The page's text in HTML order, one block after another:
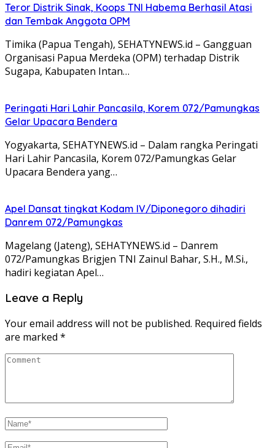
Teror Distrik Sinak, Koops TNI Habema Berhasil Atasi
dan Tembak Anggota OPM
Timika (Papua Tengah), SEHATYNEWS.id – Gangguan
Organisasi Papua Merdeka (OPM) terhadap Distrik
Sugapa, Kabupaten Intan…
Peringati Hari Lahir Pancasila, Korem 072/Pamungkas
Gelar Upacara Bendera
Yogyakarta, SEHATYNEWS.id – Dalam rangka Peringati
Hari Lahir Pancasila, Korem 072/Pamungkas Gelar
Upacara Bendera yang…
Apel Dansat tingkat Kodam lV/Diponegoro dihadiri
Danrem 072/Pamungkas
Magelang (Jateng), SEHATYNEWS.id – Danrem
072/Pamungkas Brigjen TNI Zainul Bahar, S.H., M.Si.,
hadiri kegiatan Apel…
Leave a Reply
Your email address will not be published. Required fields
are marked *